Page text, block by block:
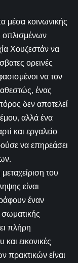
μέσα κοινωνικής
οπλισμένων
Χουζεστάν να
ορεινές
να τον
ένας
δεν αποτελεί
αλλά ένα
και εργαλείο
να επηρεάσει
του
είναι
έναν
πλήρη
εικονικές
πρακτικών είναι